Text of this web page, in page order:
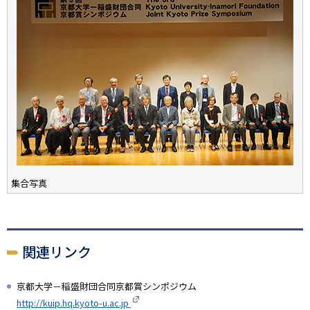
集合写真
関連リンク
京都大学－稲盛財団合同京都賞シンポジウム
http://kuip.hq.kyoto-u.ac.jp